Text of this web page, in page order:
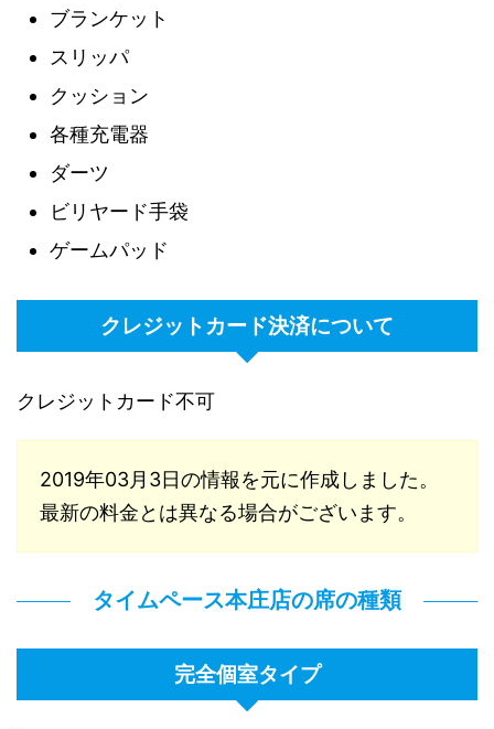
ブランケット
スリッパ
クッション
各種充電器
ダーツ
ビリヤード手袋
ゲームパッド
クレジットカード決済について
クレジットカード不可
2019年03月3日の情報を元に作成しました。
最新の料金とは異なる場合がございます。
タイムペース本庄店の席の種類
完全個室タイプ